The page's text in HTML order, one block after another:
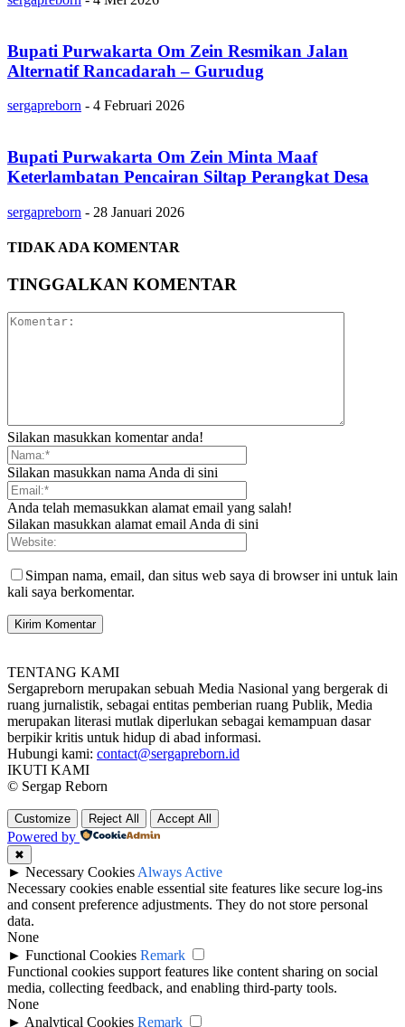
Bupati Purwakarta Om Zein Resmikan Jalan
Alternatif Rancadarah – Gurudug
sergapreborn - 4 Februari 2026
Bupati Purwakarta Om Zein Minta Maaf
Keterlambatan Pencairan Siltap Perangkat Desa
sergapreborn - 28 Januari 2026
TIDAK ADA KOMENTAR
TINGGALKAN KOMENTAR
Silakan masukkan komentar anda!
Silakan masukkan nama Anda di sini
Anda telah memasukkan alamat email yang salah!
Silakan masukkan alamat email Anda di sini
Simpan nama, email, dan situs web saya di browser ini untuk lain
kali saya berkomentar.
TENTANG KAMI
Sergapreborn merupakan sebuah Media Nasional yang bergerak di
ruang jurnalistik, sebagai entitas pemberian ruang Publik, Media
merupakan literasi mutlak diperlukan sebagai kemampuan dasar
berpikir kritis untuk hidup di abad informasi.
Hubungi kami: contact@sergapreborn.id
IKUTI KAMI
© Sergap Reborn
Customize Reject All Accept All
Powered by
✖
► Necessary Cookies Always Active
Necessary cookies enable essential site features like secure log-ins
and consent preference adjustments. They do not store personal
data.
None
► Functional Cookies Remark
Functional cookies support features like content sharing on social
media, collecting feedback, and enabling third-party tools.
None
► Analytical Cookies Remark